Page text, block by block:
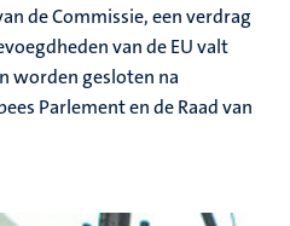
de Commissie, een verdrag
van de EU valt
worden gesloten na
Parlement en de Raad van